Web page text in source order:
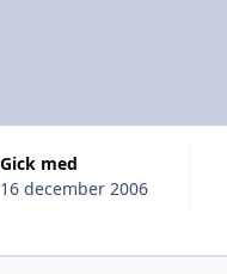
Gick med
16 december 2006